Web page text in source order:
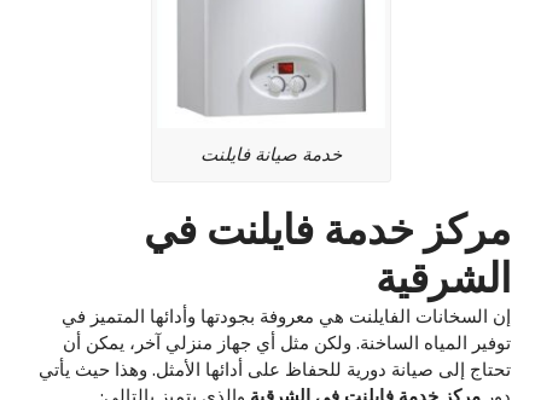
خدمة صيانة فايلنت
مركز خدمة فايلنت في
الشرقية
إن السخانات الفايلنت هي معروفة بجودتها وأدائها المتميز في
توفير المياه الساخنة. ولكن مثل أي جهاز منزلي آخر، يمكن أن
تحتاج إلى صيانة دورية للحفاظ على أدائها الأمثل. وهذا حيث يأتي